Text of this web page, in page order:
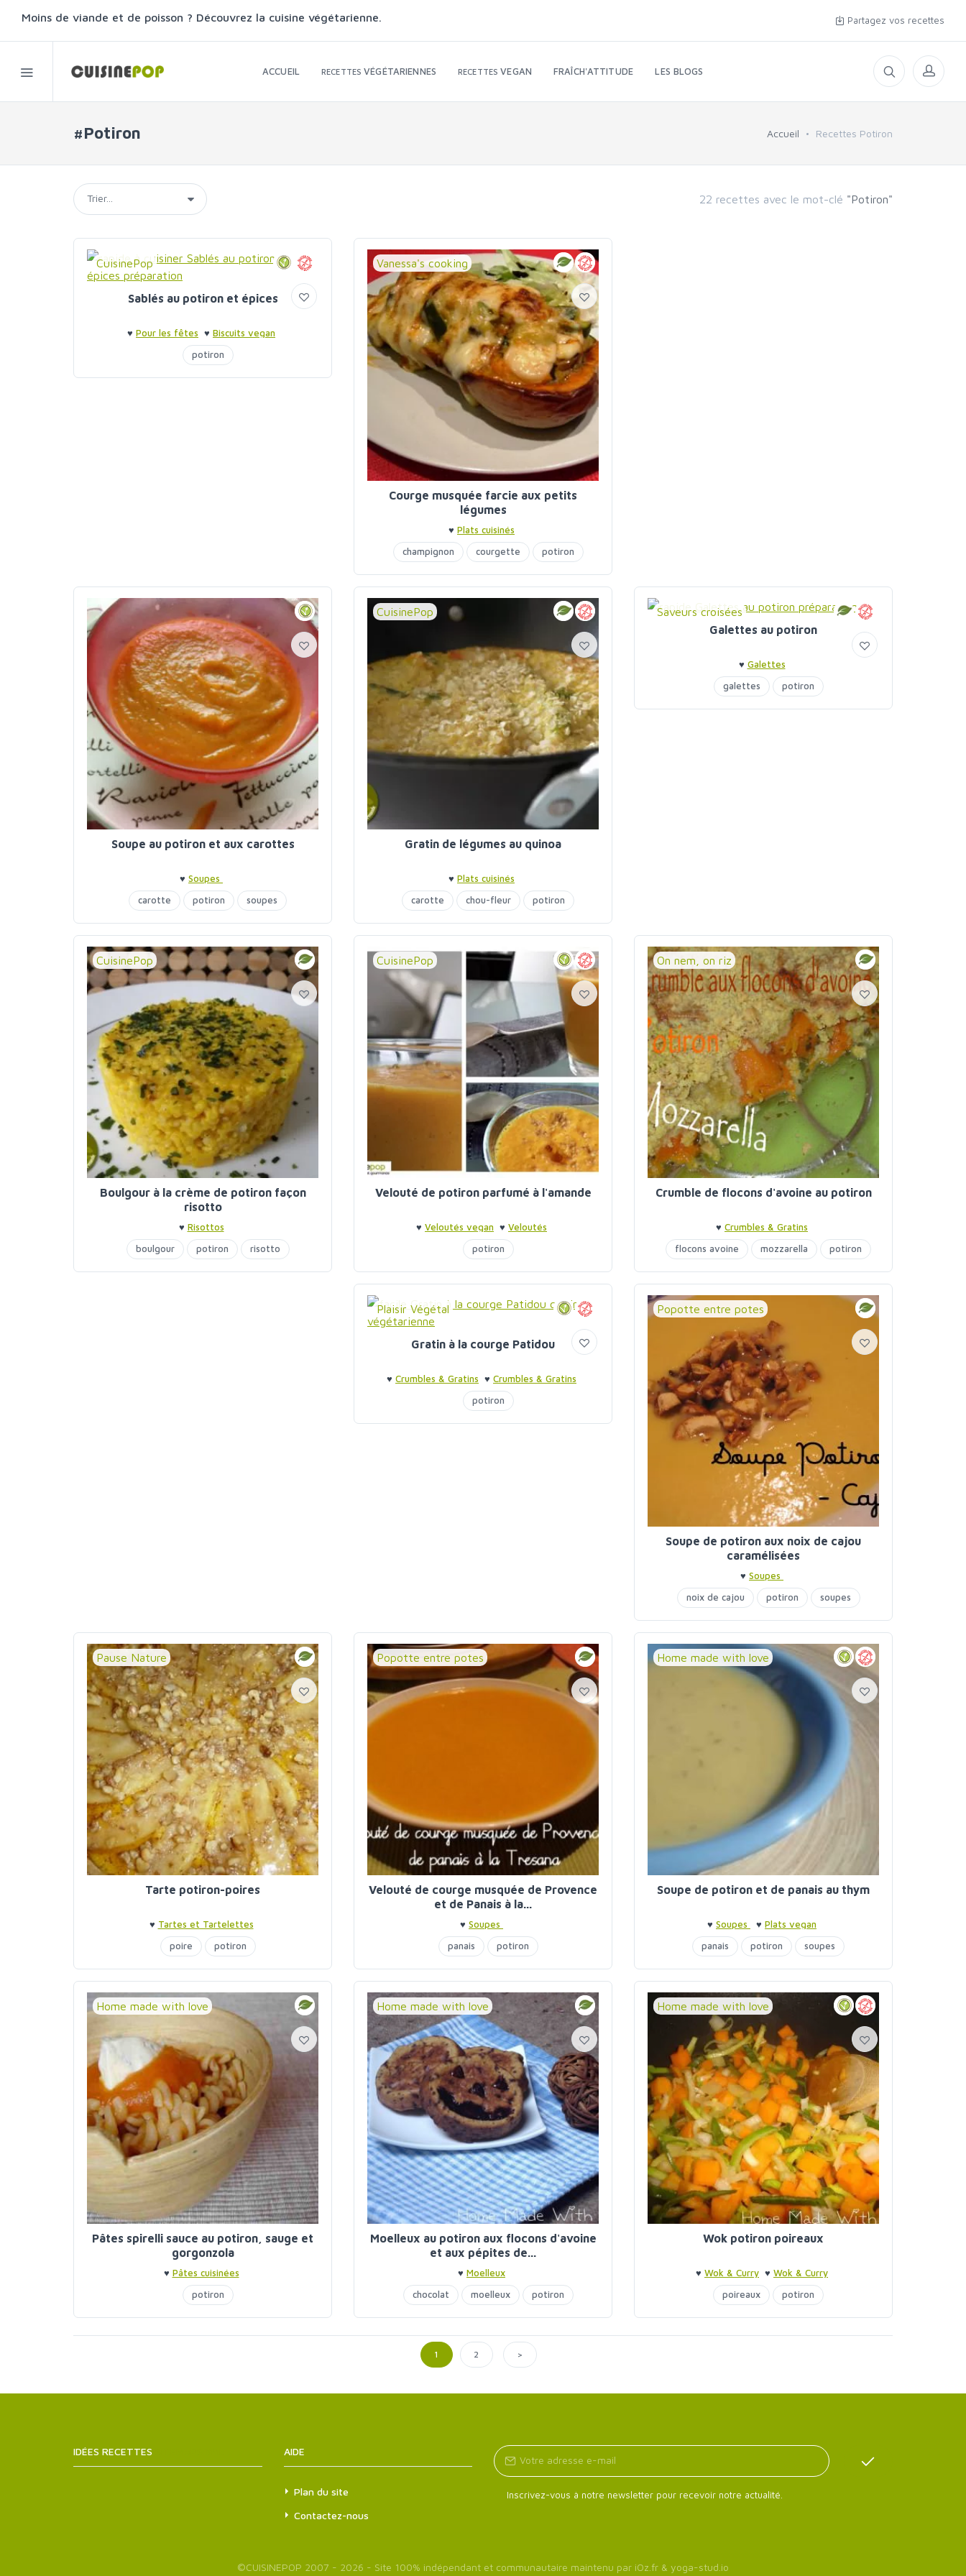
Moins de viande et de poisson ? Découvrez la cuisine végétarienne. Partagez vos recettes
ACCUEIL RECETTESVÉGÉTARIENNES RECETTESVEGAN FRAÎCH'ATTITUDE LES BLOGS
#Potiron Accueil Recettes Potiron
22 recettes avec le mot-clé "Potiron"
CuisinePop
Sablés au potiron et épices
♥ Pour les fêtes ♥ Biscuits vegan
potiron
Vanessa's cooking
Courge musquée farcie aux petits
légumes
♥ Plats cuisinés
champignon
courgette potiron
Soupe au potiron et aux carottes
♥ Soupes
carotte
potiron soupes
CuisinePop
Gratin de légumes au quinoa
♥ Plats cuisinés
carotte
chou-fleur potiron
Saveurs croisées
Galettes au potiron
♥ Galettes
galettes
potiron
CuisinePop
Boulgour à la crème de potiron façon
risotto
♥ Risottos
boulgour
potiron risotto
CuisinePop
Velouté de potiron parfumé à l'amande
♥ Veloutés vegan ♥ Veloutés
potiron
On nem, on riz
Crumble de flocons d'avoine au potiron
♥ Crumbles & Gratins
flocons avoine
mozzarella potiron
Plaisir Végétal
Gratin à la courge Patidou
♥ Crumbles & Gratins ♥ Crumbles & Gratins
potiron
Popotte entre potes
Soupe de potiron aux noix de cajou
caramélisées
♥ Soupes
noix de cajou
potiron soupes
Pause Nature
Tarte potiron-poires
♥ Tartes et Tartelettes
poire
potiron
Popotte entre potes
Velouté de courge musquée de Provence
et de Panais à la...
♥ Soupes
panais
potiron
Home made with love
Soupe de potiron et de panais au thym
♥ Soupes ♥ Plats vegan
panais
potiron soupes
Home made with love
Pâtes spirelli sauce au potiron, sauge et
gorgonzola
♥ Pâtes cuisinées
potiron
Home made with love
Moelleux au potiron aux flocons d'avoine
et aux pépites de...
♥ Moelleux
chocolat
moelleux potiron
Home made with love
Wok potiron poireaux
♥ Wok & Curry ♥ Wok & Curry
poireaux
potiron
1 2 >
IDÉES RECETTES AIDE
Plan du site
Contactez-nous
Inscrivez-vous à notre newsletter pour recevoir notre actualité.
©CUISINEPOP 2007 - 2026 - Site 100% indépendant et communautaire maintenu par iOz.fr & yoga-stud.io